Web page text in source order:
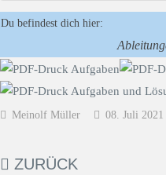
Du befindest dich hier:
Meinolf Müller 08. Juli 2021
ZURÜCK